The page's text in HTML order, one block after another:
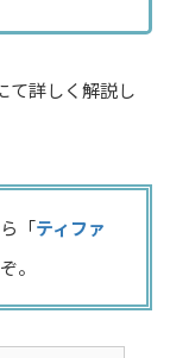
て詳しく解説し
「ティファ
。